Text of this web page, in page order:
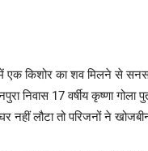
एक किशोर का शव मिलने से
निवास 17 वर्षीय कृष्णा गोला
नहीं लौटा तो परिजनों ने